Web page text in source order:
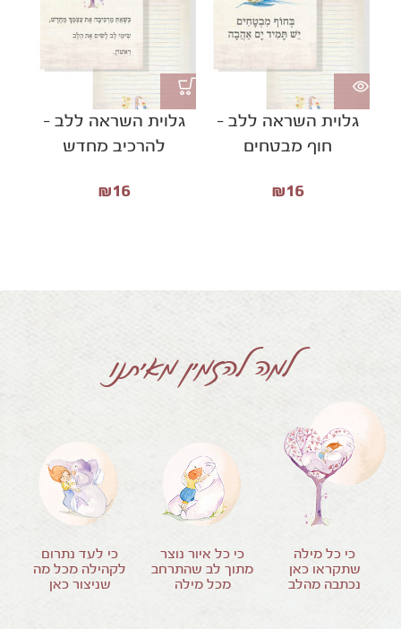
גלוית השראה ללב –
חוף מבטחים
₪16
גלוית השראה ללב –
להרכיב מחדש
₪16
למה להזמין מאיתנו
כי כל מילה
שתקראו כאן
נכתבה מהלב
כי כל איור נוצר
מתוך לב שהתרחב
מכל מילה
כי לעד נתרום
לקהילה מכל מה
שניצור כאן